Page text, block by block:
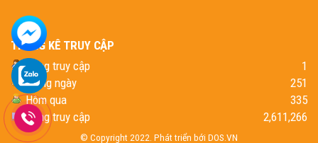
THỐNG KÊ TRUY CẬP
Đang truy cập
1
Trong ngày
251
Hôm qua
335
Tổng truy cập
2,611,266
© Copyright 2022. Phát triển bớiDOS.VN